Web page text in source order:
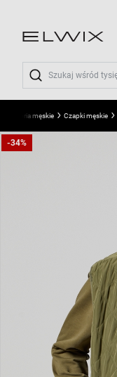
Wyszukaj
Akcesoria męskie Czapki męskie
-34%